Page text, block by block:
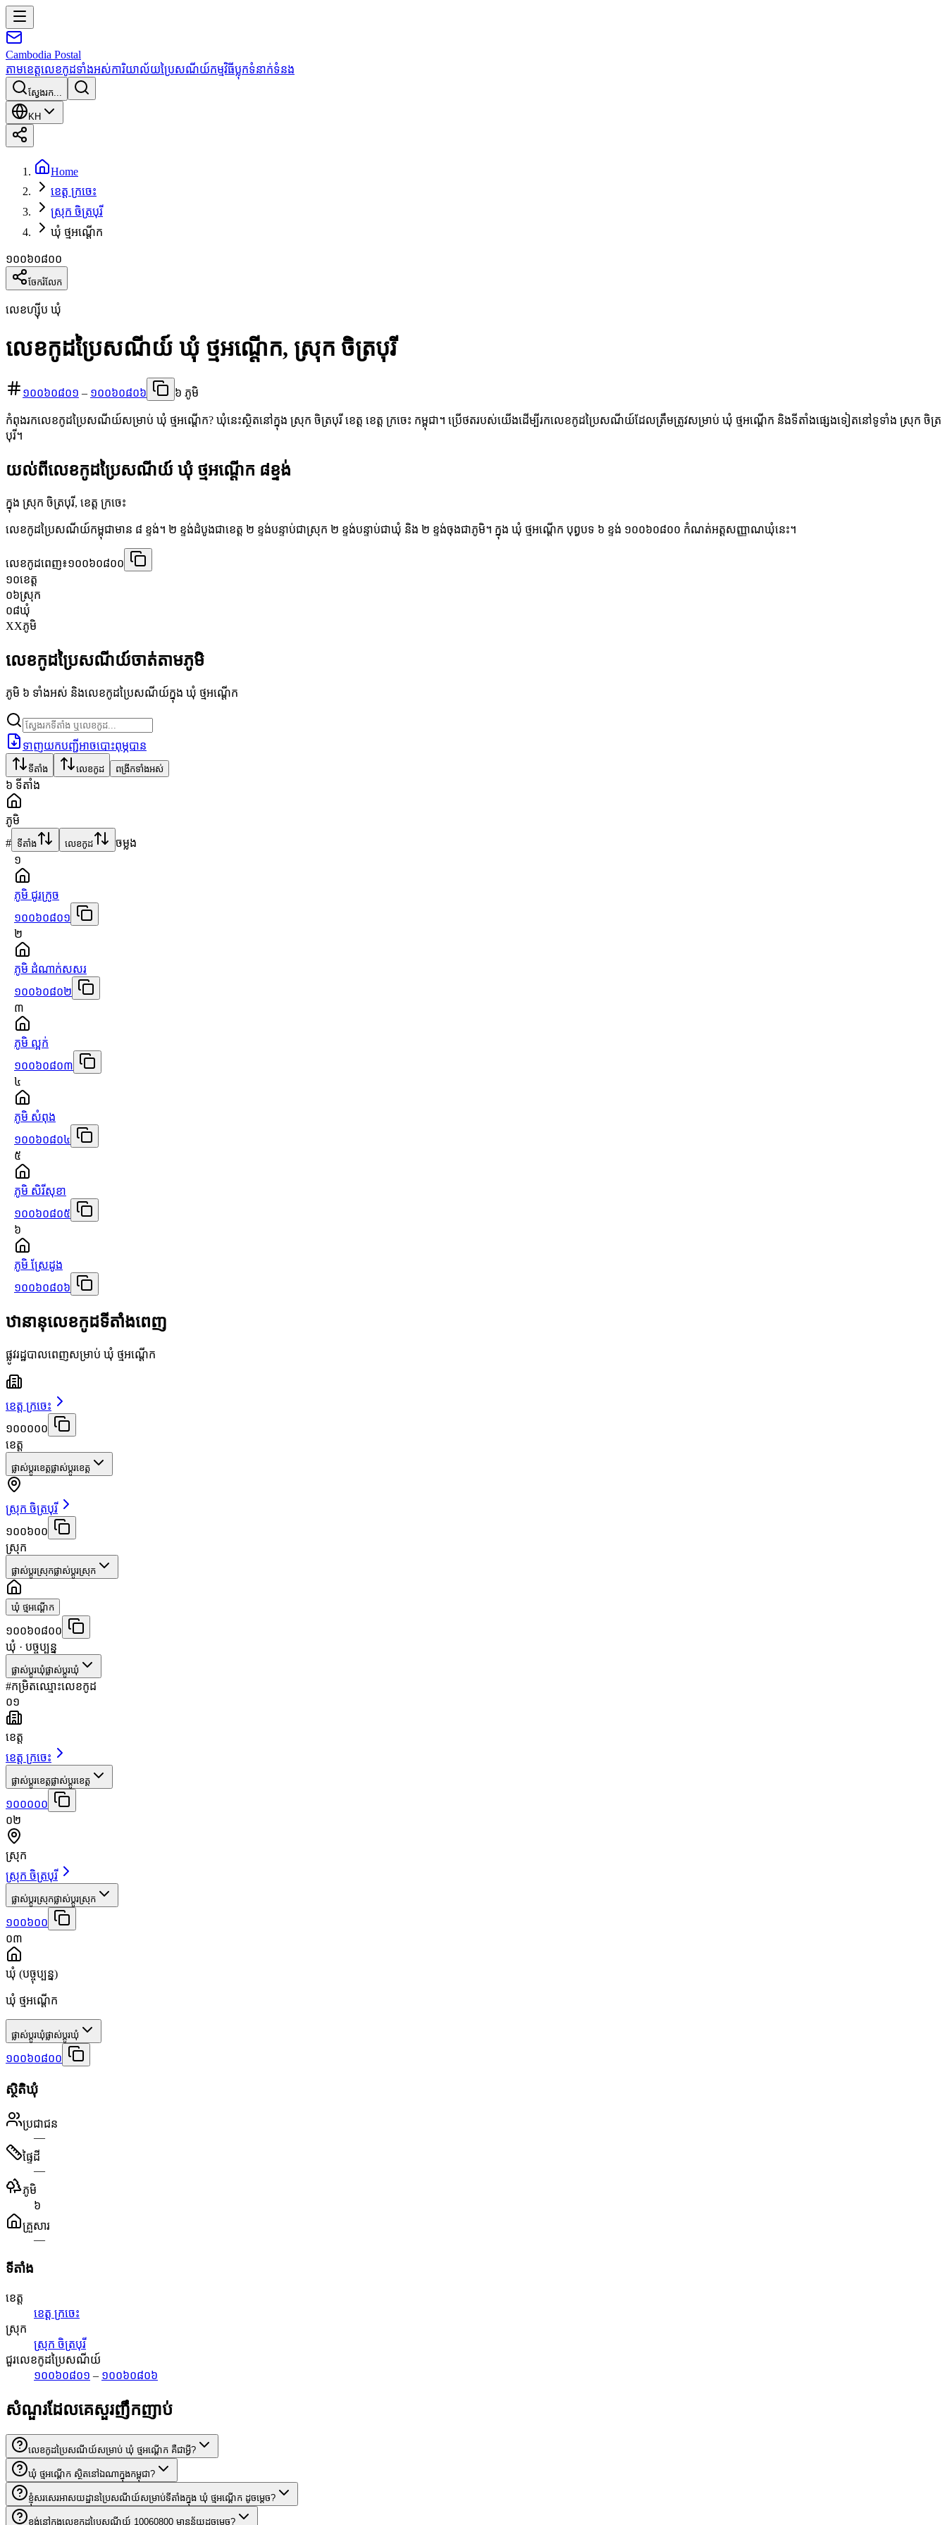
Cambodia Postal
តាមខេត្តលេខកូដទាំងអស់ការិយាល័យប្រៃសណីយ៍កម្មវិធីប្លុកទំនាក់ទំនង
ស្វែងរក...
KH
Home
ខេត្ត ក្រចេះ
ស្រុក ចិត្របុរី
ឃុំ ថ្មអណ្ដើក
១០០៦០៨០០
ចែករំលែក
លេខហ្ស៊ីប ឃុំ
លេខកូដប្រៃសណីយ៍ ឃុំ ថ្មអណ្ដើក, ស្រុក ចិត្របុរី
១០០៦០៨០១ – ១០០៦០៨០៦ ៦ ភូមិ
កំពុងរកលេខកូដប្រៃសណីយ៍សម្រាប់ ឃុំ ថ្មអណ្ដើក? ឃុំនេះស្ថិតនៅក្នុង ស្រុក ចិត្របុរី ខេត្ត ខេត្ត ក្រចេះ កម្ពុជា។ ប្រើថតរបស់យើងដើម្បីរកលេខកូដប្រៃសណីយ៍ដែលត្រឹមត្រូវសម្រាប់ ឃុំ ថ្មអណ្ដើក និងទីតាំងផ្សេងទៀតនៅទូទាំង ស្រុក ចិត្រ
បុរី។
យល់ពីលេខកូដប្រៃសណីយ៍ ឃុំ ថ្មអណ្ដើក ៨ខ្ទង់
ក្នុង ស្រុក ចិត្របុរី, ខេត្ត ក្រចេះ
លេខកូដប្រៃសណីយ៍កម្ពុជាមាន ៨ ខ្ទង់។ ២ ខ្ទង់ដំបូងជាខេត្ត ២ ខ្ទង់បន្ទាប់ជាស្រុក ២ ខ្ទង់បន្ទាប់ជាឃុំ និង ២ ខ្ទង់ចុងជាភូមិ។ ក្នុង ឃុំ ថ្មអណ្ដើក បុព្វបទ ៦ ខ្ទង់ ១០០៦០៨០០ កំណត់អត្តសញ្ញាណឃុំនេះ។
លេខកូដពេញ៖១០០៦០៨០០
១០ខេត្ត
០៦ស្រុក
០៨ឃុំ
XXភូមិ
លេខកូដប្រៃសណីយ៍ចាត់តាមភូមិ
ភូមិ ៦ ទាំងអស់ និងលេខកូដប្រៃសណីយ៍ក្នុង ឃុំ ថ្មអណ្ដើក
ទាញយកបញ្ជីអាចបោះពុម្ភបាន
ទីតាំង លេខកូដ ពង្រីកទាំងអស់
៦ ទីតាំង
ភូមិ
# ទីតាំង លេខកូដ
ចម្លង
១
ភូមិ ជូរក្រូច
១០០៦០៨០១
២
ភូមិ ដំណាក់សសរ
១០០៦០៨០២
៣
ភូមិ ល្អក់
១០០៦០៨០៣
៤
ភូមិ សំពុង
១០០៦០៨០៤
៥
ភូមិ សិរីសុខា
១០០៦០៨០៥
៦
ភូមិ ស្រែដូង
១០០៦០៨០៦
ឋានានុលេខកូដទីតាំងពេញ
ផ្លូវរដ្ឋបាលពេញសម្រាប់ ឃុំ ថ្មអណ្ដើក
ខេត្ត ក្រចេះ
១០០០០០
ខេត្ត
ផ្លាស់ប្តូរខេត្តផ្លាស់ប្តូរខេត្ត
ស្រុក ចិត្របុរី
១០០៦០០
ស្រុក
ផ្លាស់ប្តូរស្រុកផ្លាស់ប្តូរស្រុក
ឃុំ ថ្មអណ្ដើក
១០០៦០៨០០
ឃុំ · បច្ចុប្បន្ន
ផ្លាស់ប្តូរឃុំផ្លាស់ប្តូរឃុំ
#កម្រិតឈ្មោះលេខកូដ
០១
ខេត្ត
ខេត្ត ក្រចេះ
ផ្លាស់ប្តូរខេត្តផ្លាស់ប្តូរខេត្ត
១០០០០០
០២
ស្រុក
ស្រុក ចិត្របុរី
ផ្លាស់ប្តូរស្រុកផ្លាស់ប្តូរស្រុក
១០០៦០០
០៣
ឃុំ (បច្ចុប្បន្ន)
ឃុំ ថ្មអណ្ដើក
ផ្លាស់ប្តូរឃុំផ្លាស់ប្តូរឃុំ
១០០៦០៨០០
ស្ថិតិឃុំ
ប្រជាជន
—
ផ្ទៃដី
—
ភូមិ
៦
គ្រួសារ
—
ទីតាំង
ខេត្ត
ខេត្ត ក្រចេះ
ស្រុក
ស្រុក ចិត្របុរី
ជួរលេខកូដប្រៃសណីយ៍
១០០៦០៨០១ – ១០០៦០៨០៦
សំណួរដែលគេសួរញឹកញាប់
លេខកូដប្រៃសណីយ៍សម្រាប់ ឃុំ ថ្មអណ្ដើក គឺជាអ្វី?
ឃុំ ថ្មអណ្ដើក ស្ថិតនៅឯណាក្នុងកម្ពុជា?
ខ្ញុំសរសេរអាសយដ្ឋានប្រៃសណីយ៍សម្រាប់ទីតាំងក្នុង ឃុំ ថ្មអណ្ដើក ដូចម្តេច?
ខ្ទង់នៅក្នុងលេខកូដប្រៃសណីយ៍ 10060800 មានន័យដូចម្តេច?